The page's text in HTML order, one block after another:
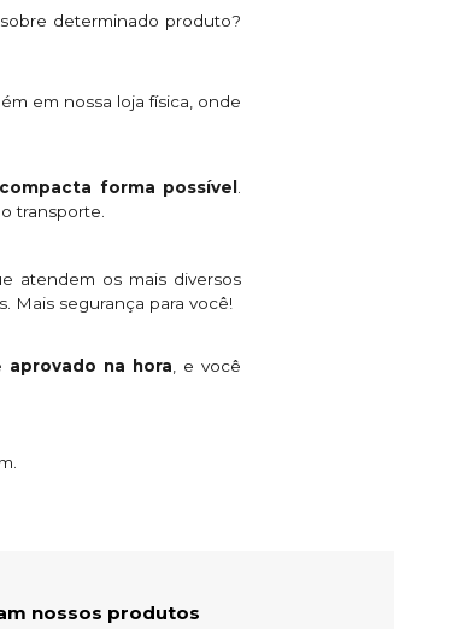
determinado produto?
em nossa loja física, onde
forma possível .
transporte.
atendem os mais diversos
Mais segurança para você!
aprovado na hora, e você
nossos produtos